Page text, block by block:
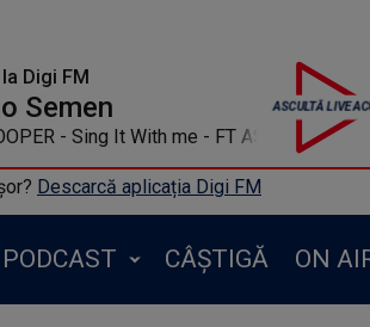
Digi FM
Semen
- Sing It With me - FT ASTRID
Descarcă aplicația Digi FM
PODCAST CÂȘTIGĂ ON